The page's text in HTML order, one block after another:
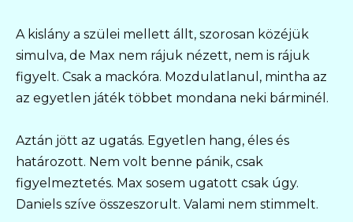
A kislány a szülei mellett állt, szorosan közéjük
simulva, de Max nem rájuk nézett, nem is rájuk
figyelt. Csak a mackóra. Mozdulatlanul, mintha az
az egyetlen játék többet mondana neki bárminél.
Aztán jött az ugatás. Egyetlen hang, éles és
határozott. Nem volt benne pánik, csak
figyelmeztetés. Max sosem ugatott csak úgy.
Daniels szíve összeszorult. Valami nem stimmelt.